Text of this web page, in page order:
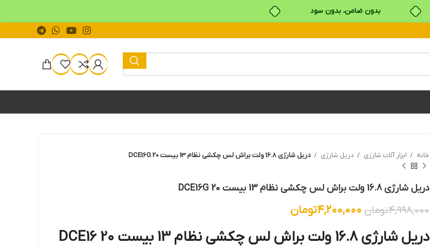
بدون ضامن، بدون سود
خانه ابزار آلات شارژي دريل شارژي دریل شارژی 16.8 ولت براش لس چکشی نظام 13 بیست 20 DCE16G
دریل شارژی 16.8 ولت براش لس چکشی نظام 13 بیست 20 DCE16G
۴,۹۹۸,۰۰۰تومان ۴,۲۰۰,۰۰۰تومان
دریل شارژی 16.8 ولت براش لس چکشی نظام 13 بیست 20 DCE16